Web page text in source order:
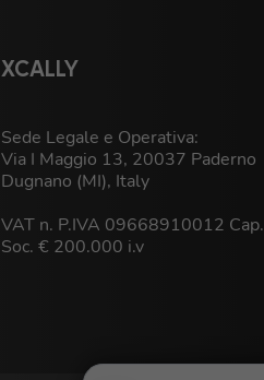
XCALLY
Sede Legale e Operativa:
Via I Maggio 13, 20037 Paderno
Dugnano (MI), Italy
VAT n. P.IVA 09668910012 Cap.
Soc. € 200.000 i.v